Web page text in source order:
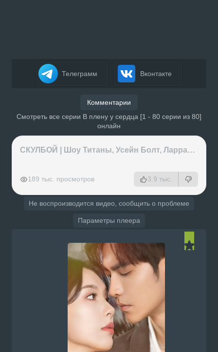
Телеграмм Вконтакте
Комментарии
Смотреть все серии В плену у сердца [1 - 80 серии из 80]
онлайн
СКУЛБОЙ | Шоу Титаны, Усейн Болт, Ларрат, Зашквар!
189 тыс. просмотров 3.9 тыс.
Не воспроизводится видео, сообщить о проблеме
Параметры плеера